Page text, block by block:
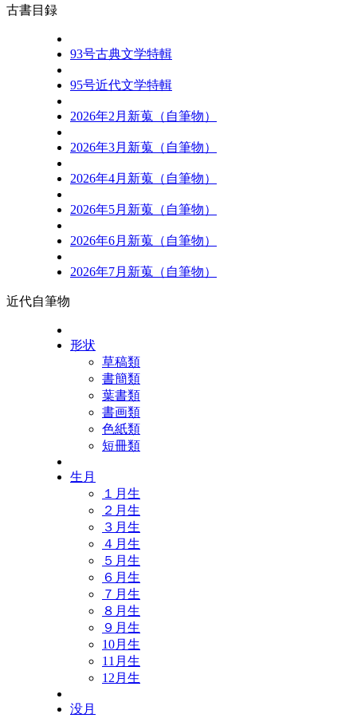
古書目録
93号古典文学特輯
95号近代文学特輯
2026年2月新蒐（自筆物）
2026年3月新蒐（自筆物）
2026年4月新蒐（自筆物）
2026年5月新蒐（自筆物）
2026年6月新蒐（自筆物）
2026年7月新蒐（自筆物）
近代自筆物
形状
草稿類
書簡類
葉書類
書画類
色紙類
短冊類
生月
１月生
２月生
３月生
４月生
５月生
６月生
７月生
８月生
９月生
10月生
11月生
12月生
没月